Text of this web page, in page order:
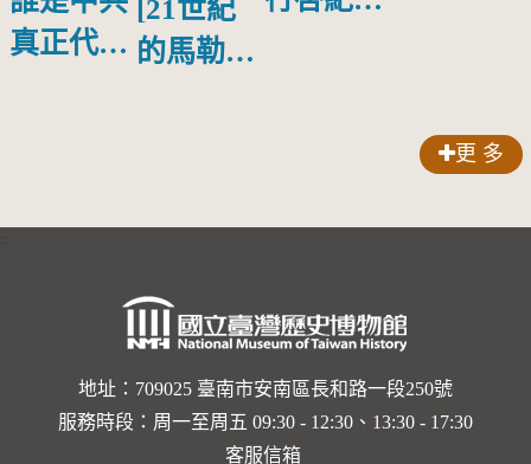
真正代言
[21世紀
的馬勒、
的依戀—
勒大地之
歌]【對
世界與生
命的依戀
更 多
地址：709025 臺南市安南區長和路一段250號
服務時段：周一至周五 09:30 - 12:30、13:30 - 17:30
客服信箱